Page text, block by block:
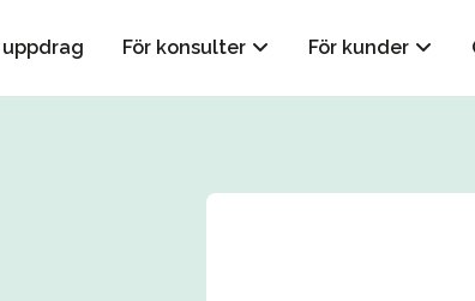
För konsulter För kunder